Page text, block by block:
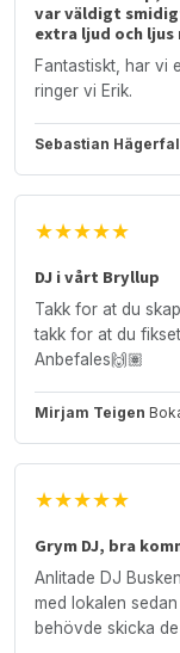
var väldigt
extra ljud och ljus
Fantastiskt, har vi
ringer vi Erik.
Sebastian
★★★★★
DJ i vårt Bryllup
Takk for at du
takk for at du
Anbefales🙌🏽
Mirjam Teigen
★★★★★
Grym DJ, bra
Anlitade DJ
med lokalen
behövde skicka de